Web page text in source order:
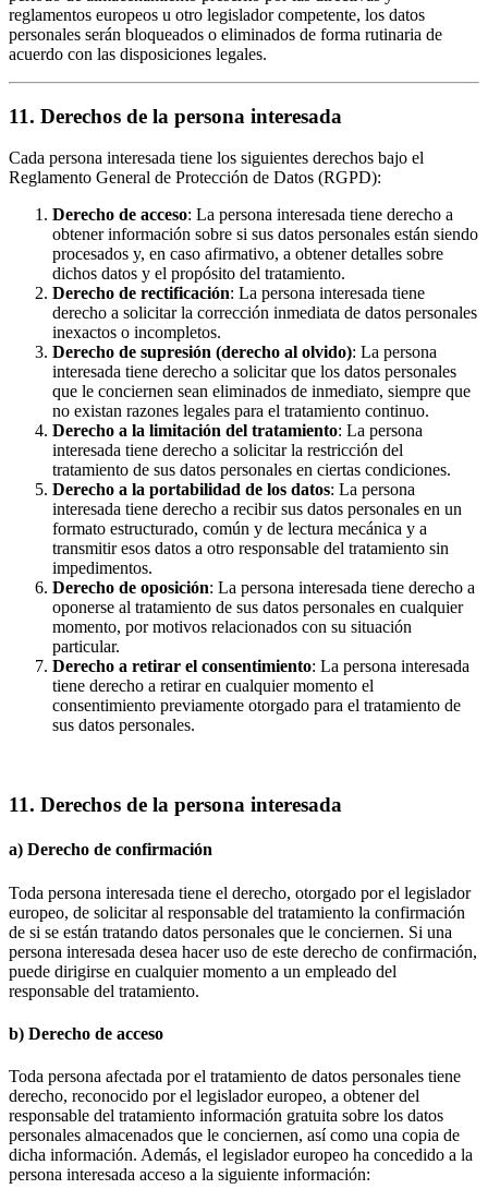
reglamentos europeos u otro legislador competente, los datos
personales serán bloqueados o eliminados de forma rutinaria de
acuerdo con las disposiciones legales.
11. Derechos de la persona interesada
Cada persona interesada tiene los siguientes derechos bajo el
Reglamento General de Protección de Datos (RGPD):
Derecho de acceso: La persona interesada tiene derecho a
obtener información sobre si sus datos personales están siendo
procesados y, en caso afirmativo, a obtener detalles sobre
dichos datos y el propósito del tratamiento.
Derecho de rectificación: La persona interesada tiene
derecho a solicitar la corrección inmediata de datos personales
inexactos o incompletos.
Derecho de supresión (derecho al olvido): La persona
interesada tiene derecho a solicitar que los datos personales
que le conciernen sean eliminados de inmediato, siempre que
no existan razones legales para el tratamiento continuo.
Derecho a la limitación del tratamiento: La persona
interesada tiene derecho a solicitar la restricción del
tratamiento de sus datos personales en ciertas condiciones.
Derecho a la portabilidad de los datos: La persona
interesada tiene derecho a recibir sus datos personales en un
formato estructurado, común y de lectura mecánica y a
transmitir esos datos a otro responsable del tratamiento sin
impedimentos.
Derecho de oposición: La persona interesada tiene derecho a
oponerse al tratamiento de sus datos personales en cualquier
momento, por motivos relacionados con su situación
particular.
Derecho a retirar el consentimiento: La persona interesada
tiene derecho a retirar en cualquier momento el
consentimiento previamente otorgado para el tratamiento de
sus datos personales.
11. Derechos de la persona interesada
a) Derecho de confirmación
Toda persona interesada tiene el derecho, otorgado por el legislador
europeo, de solicitar al responsable del tratamiento la confirmación
de si se están tratando datos personales que le conciernen. Si una
persona interesada desea hacer uso de este derecho de confirmación,
puede dirigirse en cualquier momento a un empleado del
responsable del tratamiento.
b) Derecho de acceso
Toda persona afectada por el tratamiento de datos personales tiene
derecho, reconocido por el legislador europeo, a obtener del
responsable del tratamiento información gratuita sobre los datos
personales almacenados que le conciernen, así como una copia de
dicha información. Además, el legislador europeo ha concedido a la
persona interesada acceso a la siguiente información: